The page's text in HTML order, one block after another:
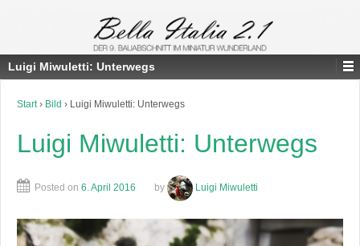
Luigi Miwuletti: Unterwegs
Start › Bild › Luigi Miwuletti: Unterwegs
Luigi Miwuletti: Unterwegs
Posted on 6. April 2016 by Luigi Miwuletti